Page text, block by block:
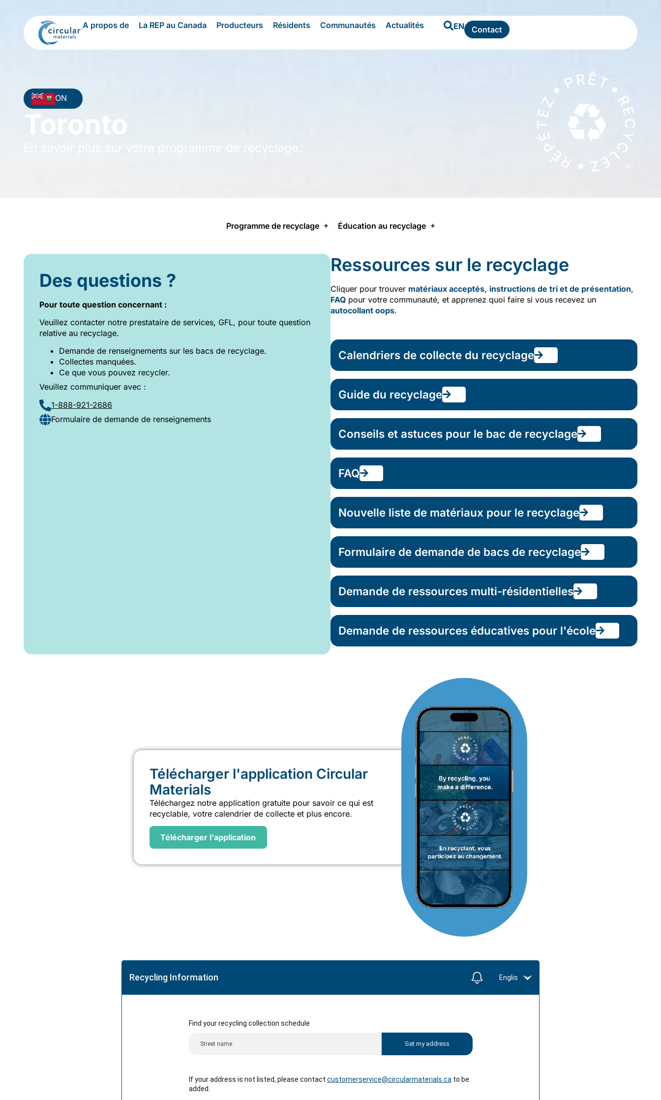
A propos de La REP au Canada Producteurs Résidents Communautés Actualités EN Contact
ON
Toronto
En savoir plus sur votre programme de recyclage.
Programme de recyclage Éducation au recyclage
Des questions ?
Pour toute question concernant :
Veuillez contacter notre prestataire de services, GFL, pour toute question
relative au recyclage.
Demande de renseignements sur les bacs de recyclage.
Collectes manquées.
Ce que vous pouvez recycler.
Veuillez communiquer avec :
1-888-921-2686
Formulaire de demande de renseignements
Ressources sur le recyclage
Cliquer pour trouver matériaux acceptés, instructions de tri et de présentation,
FAQ pour votre communauté, et apprenez quoi faire si vous recevez un
autocollant oops.
Calendriers de collecte du recyclage
Guide du recyclage
Conseils et astuces pour le bac de recyclage
FAQ
Nouvelle liste de matériaux pour le recyclage
Formulaire de demande de bacs de recyclage
Demande de ressources multi-résidentielles
Demande de ressources éducatives pour l'école
Télécharger l'application Circular
Materials
Téléchargez notre application gratuite pour savoir ce qui est
recyclable, votre calendrier de collecte et plus encore.
Télécharger l'application